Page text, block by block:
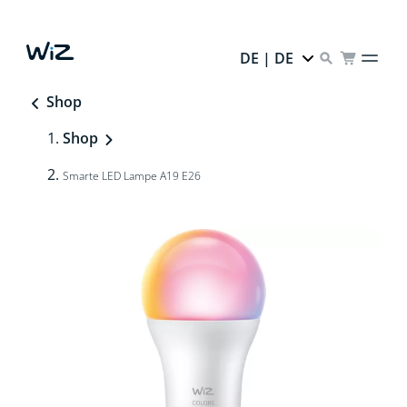
DE | DE
Shop
Shop
Smarte LED Lampe A19 E26